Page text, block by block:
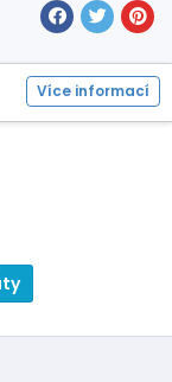
Více informací